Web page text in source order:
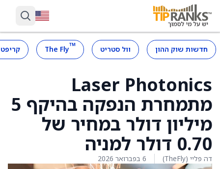
חדשות שוק ההון וול סטריט ™
The Fly
Laser Photonics
מתמחרת הנפקה בהיקף 5
מיליון דולר במחיר של
‎0.70‎ דולר למניה
דה פליי (TheFly) 6 בפברואר 2026